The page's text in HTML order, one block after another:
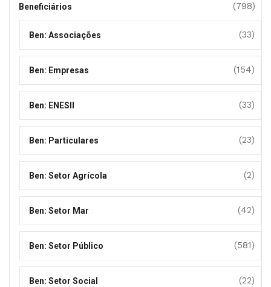
Beneficiários (798)
Ben: Associações (33)
Ben: Empresas (154)
Ben: ENESII (33)
Ben: Particulares (23)
Ben: Setor Agrícola (2)
Ben: Setor Mar (42)
Ben: Setor Público (581)
Ben: Setor Social (22)